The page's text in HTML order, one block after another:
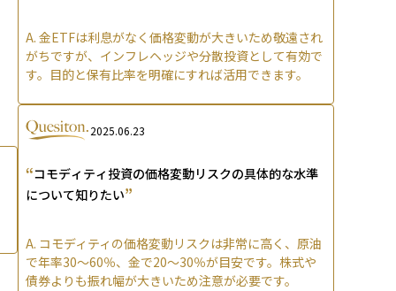
A. 金ETFは利息がなく価格変動が大きいため敬遠され
がちですが、インフレヘッジや分散投資として有効で
す。目的と保有比率を明確にすれば活用できます。
2025.06.23
“コモディティ投資の価格変動リスクの具体的な水準
について知りたい”
A. コモディティの価格変動リスクは非常に高く、原油
で年率30〜60％、金で20〜30％が目安です。株式や
債券よりも振れ幅が大きいため注意が必要です。